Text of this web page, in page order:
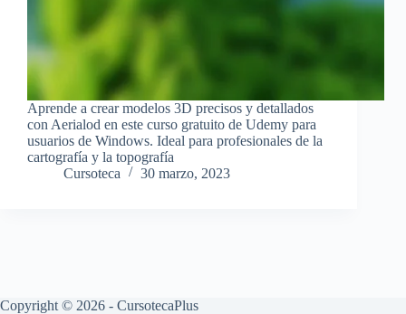
Aprende a crear modelos 3D precisos y detallados
con Aerialod en este curso gratuito de Udemy para
usuarios de Windows. Ideal para profesionales de la
cartografía y la topografía
Cursoteca
30 marzo, 2023
Copyright © 2026 - CursotecaPlus